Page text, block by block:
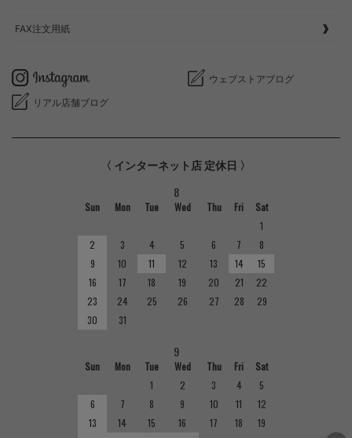
FAX注文用紙
ウェブストアブログ
リアル店舗ブログ
〈 インターネット店 定休日 〉
8
Sun Mon Tue Wed Thu Fri
Sat
1
2
3 4 5 6 7
8
9
10 11 12 13 14
15
16
17 18 19 20 21
22
23
24 25 26 27 28
29
30
31
9
Sun Mon Tue Wed Thu Fri
Sat
1
2 3 4
5
6
7 8 9 10 11
12
13
14 15 16 17 18
19